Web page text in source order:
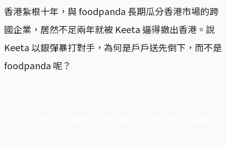
香港紮根十年，與 foodpanda 長期瓜分香港市場的跨
國企業，居然不足兩年就被 Keeta 逼得撤出香港。說
Keeta 以銀彈暴打對手，為何是戶戶送先倒下，而不是
foodpanda 呢？